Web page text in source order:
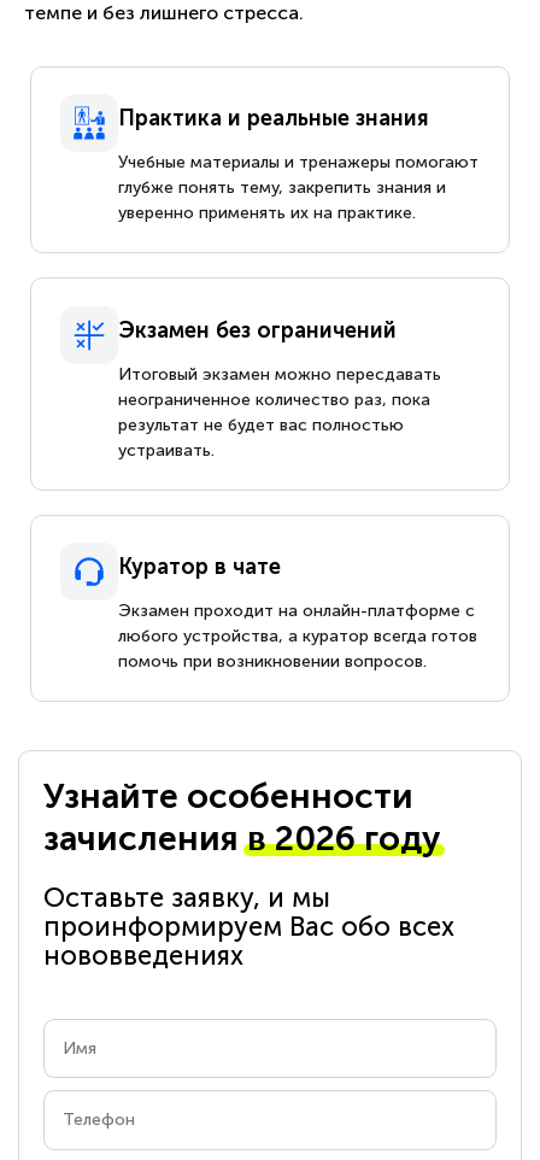
темпе и без лишнего стресса.
Практика и реальные знания
Учебные материалы и тренажеры помогают
глубже понять тему, закрепить знания и
уверенно применять их на практике.
Экзамен без ограничений
Итоговый экзамен можно пересдавать
неограниченное количество раз, пока
результат не будет вас полностью
устраивать.
Куратор в чате
Экзамен проходит на онлайн-платформе с
любого устройства, а куратор всегда готов
помочь при возникновении вопросов.
Узнайте особенности
зачисленияв 2026 году
Оставьте заявку, и мы
проинформируем Вас обо всех
нововведениях